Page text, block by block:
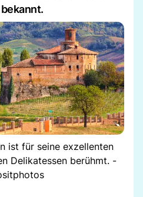
ist für seine exzellenten
Delikatessen berühmt. -